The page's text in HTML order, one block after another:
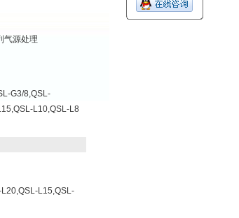
气源处理
G3/8,QSL-
L10,QSL-L8
L15,QSL-